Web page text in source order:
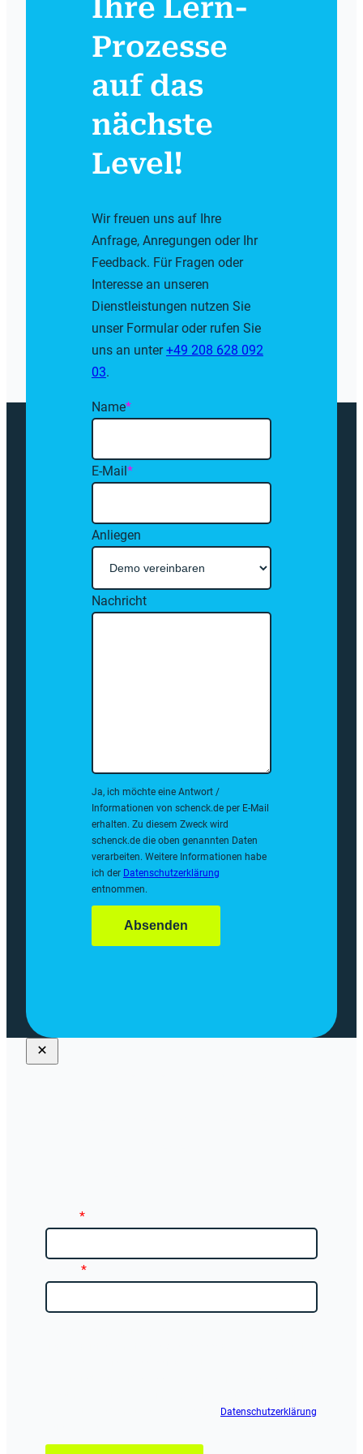
Ihre Lern-
Prozesse
auf das
nächste
Level!
Wir freuen uns auf Ihre
Anfrage, Anregungen oder Ihr
Feedback. Für Fragen oder
Interesse an unseren
Dienstleistungen nutzen Sie
unser Formular oder rufen Sie
uns an unter+49 208 628 092
03.
Name*
E-Mail*
Anliegen
Nachricht
Ja, ich möchte eine Antwort /
Informationen von schenck.de per E-Mail
erhalten. Zu diesem Zweck wird
schenck.de die oben genannten Daten
verarbeiten. Weitere Informationen habe
ich der Datenschutzerklärung
entnommen.
Absenden
*
*
Datenschutzerklärung